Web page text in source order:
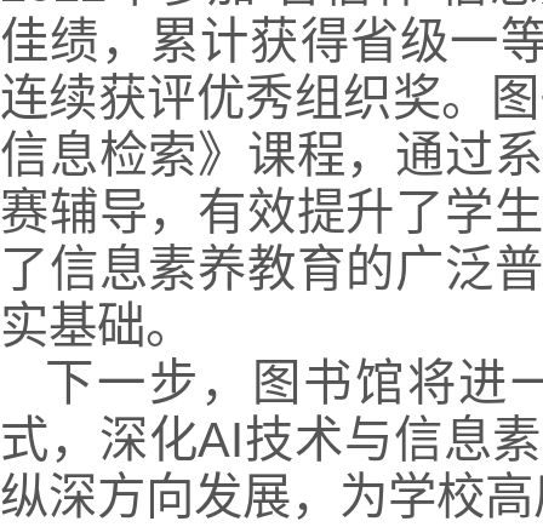
佳绩，累计获得省级一
连续获评优秀组织奖。
信息检索》课程，通过
赛辅导，有效提升了学
了信息素养教育的广泛
实基础。
下一步，图书馆将进
式，深化AI技术与信息
纵深方向发展，为学校